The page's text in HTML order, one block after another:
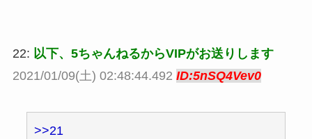
22: 以下、5ちゃんねるからVIPがお送りします
2021/01/09(土) 02:48:44.492 ID:5nSQ4Vev0
>>21